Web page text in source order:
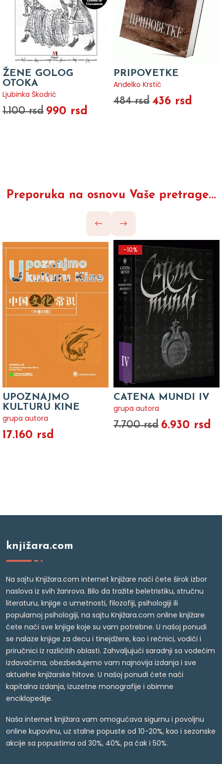
ŽENE GOLOG
OTOKA
Ljubinka Škodrić
1.100 rsd 990 rsd
PRIPOVETKE
Anđelko Krstić
484 rsd 436 rsd
Preporuka na osnovu Vaše pretrage...
UPOZNAJMO
KULTURU KINE
grupa autora
17.160 rsd
-10%
CATENA MUNDI IV
grupa autora
7.700 rsd 6.930 rsd
knjižara.com
Na sajtu Knjižara.com internet knjižare naći ćete širok izbor
naslova iz svih žanrova. Bilo da tražite beletristiku, stručnu
literaturu, knjige o umetnosti, filozofiji, psihologiji ili
popularnoj psihologiji, na sajtu Knjižara.com online knjižare
ćete naći sve knjige koje su vam potrebne. U našoj ponudi
se nalaze knjige za decu i tinejdžere, kao i rečnici, vodiči i
priručnici iz različitih oblasti. Zahvaljujući saradnji sa vodećim
izdavačima, obezbeđujemo vam najnovija izdanja i sve
aktuelne knjižarske hitove. U našoj ponudi ćete naći
kapitalna izdanja, izuzetne monografije i obimne
enciklopedije.
Naša internet knjižara vam omogućava sigurnu i povoljnu
online kupovinu, uz stalne popuste od 10-20%, kao i sezonske
akcije sa popustima od 30%, 40%, pa čak i 50%.